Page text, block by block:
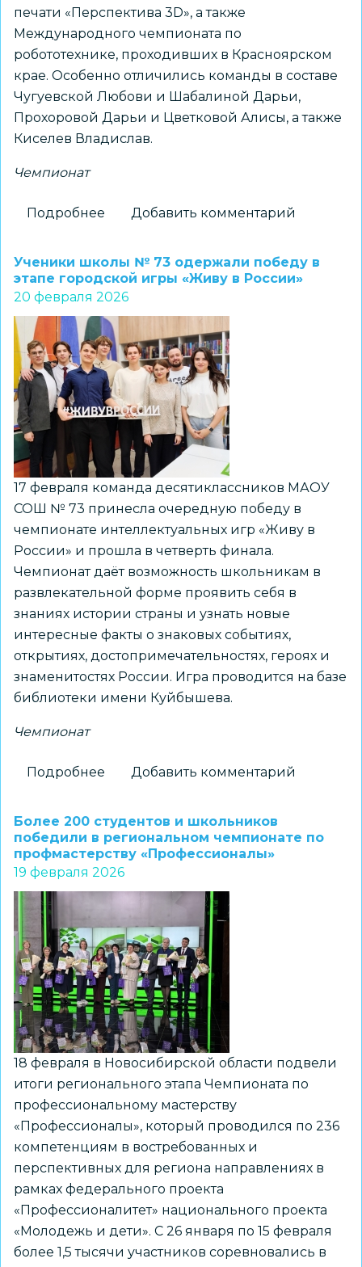
печати «Перспектива 3D», а также
Международного чемпионата по
робототехнике, проходивших в Красноярском
крае. Особенно отличились команды в составе
Чугуевской Любови и Шабалиной Дарьи,
Прохоровой Дарьи и Цветковой Алисы, а также
Киселев Владислав.
Чемпионат
Подробнее
лицея
№
113
стали
победителями
Всероссийского
и
Международного
конкурсов
по
3D-
моделированию
и
робототехнике
Добавить комментарий
Ученики школы № 73 одержали победу в
этапе городской игры «Живу в России»
20 февраля 2026
17 февраля команда десятиклассников МАОУ
СОШ № 73 принесла очередную победу в
чемпионате интеллектуальных игр «Живу в
России» и прошла в четверть финала.
Чемпионат даёт возможность школьникам в
развлекательной форме проявить себя в
знаниях истории страны и узнать новые
интересные факты о знаковых событиях,
открытиях, достопримечательностях, героях и
знаменитостях России. Игра проводится на базе
библиотеки имени Куйбышева.
Чемпионат
Подробнее
№
73
одержали
этапе
городской
игры
«Живу
в
России»
Добавить комментарий
Более 200 студентов и школьников
победили в региональном чемпионате по
профмастерству «Профессионалы»
19 февраля 2026
18 февраля в Новосибирской области подвели
итоги регионального этапа Чемпионата по
профессиональному мастерству
«Профессионалы», который проводился по 236
компетенциям в востребованных и
перспективных для региона направлениях в
рамках федерального проекта
«Профессионалитет» национального проекта
«Молодежь и дети». С 26 января по 15 февраля
более 1,5 тысячи участников соревновались в